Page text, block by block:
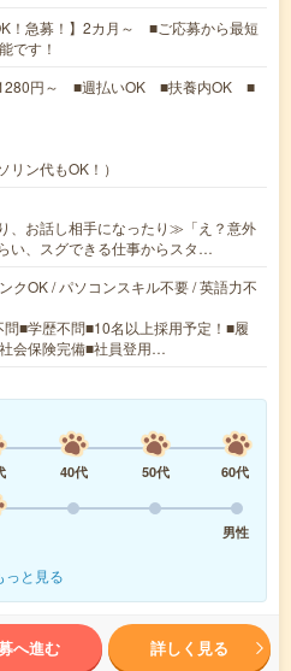
！急募！】2カ月～ ■ご応募から最短
です！
1280円～ ■週払いOK ■扶養内OK ■
リン代もOK！）
、お話し相手になったり≫「え？意外
い、スグできる仕事からスタ…
クOK / パソコンスキル不要 / 英語力不
■学歴不問■10名以上採用予定！■履
会保険完備■社員登用…
40代 50代
60代
男性
っと見る
へ進む 詳しく見る